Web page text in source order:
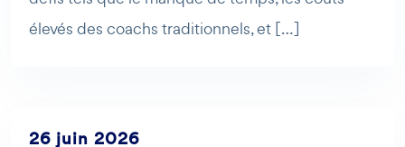
élevés des coachs traditionnels, et […]
26 juin 2026